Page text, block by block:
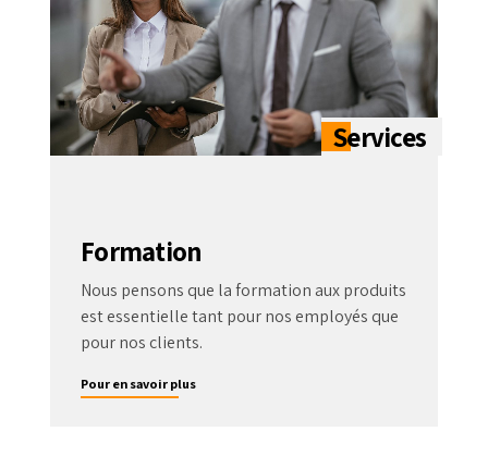
Formation
Nous pensons que la formation aux produits
est essentielle tant pour nos employés que
pour nos clients.
Pour en savoir plus